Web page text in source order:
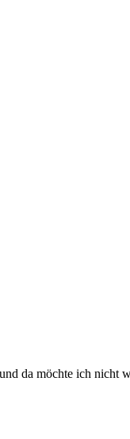
da möchte ich nicht